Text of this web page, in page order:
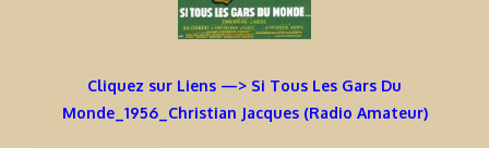
Cliquez sur Liens —> Si Tous Les Gars Du
Monde_1956_Christian Jacques (Radio Amateur)